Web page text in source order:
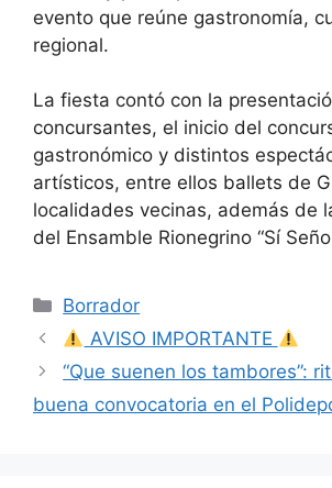
evento que reúne gastronomía,
regional.
La fiesta contó con la
concursantes, el inicio del
gastronómico y distintos
artísticos, entre ellos ballets de
localidades vecinas, además de
del Ensamble Rionegrino “Sí
Categorías
Borrador
AVISO IMPORTANTE
“Que suenen los tambores”:
buena convocatoria en el